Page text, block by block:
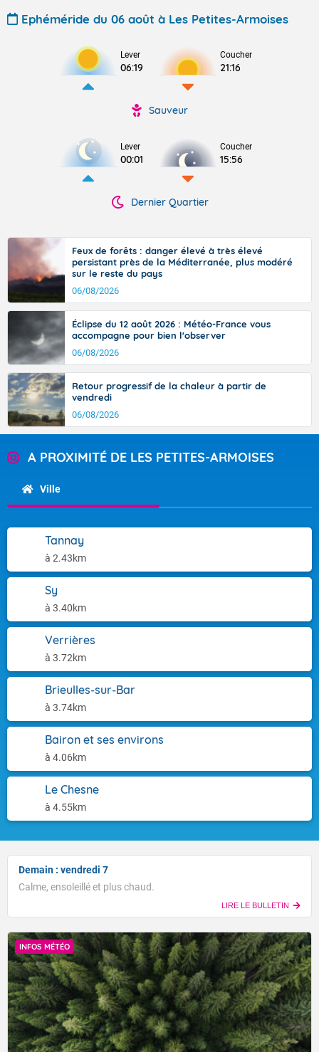
Ephéméride du 06 août à Les Petites-Armoises
Lever
06:19
Coucher
21:16
Sauveur
Lever
00:01
Coucher
15:56
Dernier Quartier
Feux de forêts : danger élevé à très élevé
persistant près de la Méditerranée, plus modéré
sur le reste du pays
06/08/2026
Éclipse du 12 août 2026 : Météo-France vous
accompagne pour bien l'observer
06/08/2026
Retour progressif de la chaleur à partir de
vendredi
06/08/2026
A PROXIMITÉ DE LES PETITES-ARMOISES
Ville
Tannay
à 2.43km
Sy
à 3.40km
Verrières
à 3.72km
Brieulles-sur-Bar
à 3.74km
Bairon et ses environs
à 4.06km
Le Chesne
à 4.55km
Demain : vendredi 7
Calme, ensoleillé et plus chaud.
LIRE LE BULLETIN
INFOS MÉTÉO